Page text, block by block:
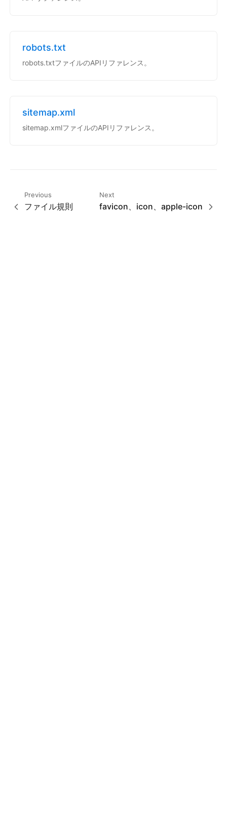
robots.txt
robots.txtファイルのAPIリファレンス。
sitemap.xml
sitemap.xmlファイルのAPIリファレンス。
Previous
ファイル規則
Next
favicon、icon、apple-icon